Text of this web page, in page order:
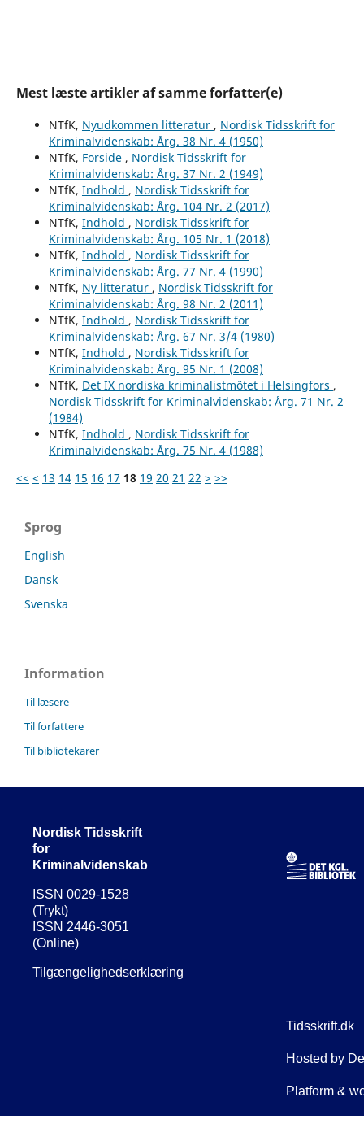
Mest læste artikler af samme forfatter(e)
NTfK, Nyudkommen litteratur , Nordisk Tidsskrift for
Kriminalvidenskab: Årg. 38 Nr. 4 (1950)
NTfK, Forside , Nordisk Tidsskrift for
Kriminalvidenskab: Årg. 37 Nr. 2 (1949)
NTfK, Indhold , Nordisk Tidsskrift for
Kriminalvidenskab: Årg. 104 Nr. 2 (2017)
NTfK, Indhold , Nordisk Tidsskrift for
Kriminalvidenskab: Årg. 105 Nr. 1 (2018)
NTfK, Indhold , Nordisk Tidsskrift for
Kriminalvidenskab: Årg. 77 Nr. 4 (1990)
NTfK, Ny litteratur , Nordisk Tidsskrift for
Kriminalvidenskab: Årg. 98 Nr. 2 (2011)
NTfK, Indhold , Nordisk Tidsskrift for
Kriminalvidenskab: Årg. 67 Nr. 3/4 (1980)
NTfK, Indhold , Nordisk Tidsskrift for
Kriminalvidenskab: Årg. 95 Nr. 1 (2008)
NTfK, Det IX nordiska kriminalistmötet i Helsingfors ,
Nordisk Tidsskrift for Kriminalvidenskab: Årg. 71 Nr. 2
(1984)
NTfK, Indhold , Nordisk Tidsskrift for
Kriminalvidenskab: Årg. 75 Nr. 4 (1988)
<< < 13 14 15 16 17 18 19 20 21 22 > >>
Sprog
English
Dansk
Svenska
Information
Til læsere
Til forfattere
Til bibliotekarer
Nordisk Tidsskrift
for
Kriminalvidenskab
ISSN 0029-1528
(Trykt)
ISSN 2446-3051
(Online)
Tilgængelighedserklæring